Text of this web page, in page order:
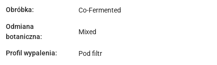
Obróbka: Co-Fermented
Odmiana
botaniczna:
Mixed
Profil wypalenia: Pod filtr